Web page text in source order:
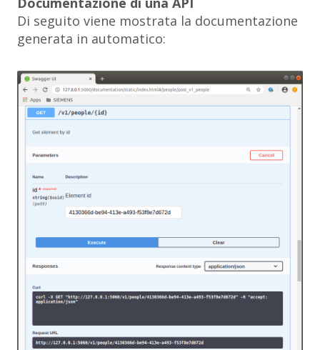
Di seguito viene mostrata la documentazione
generata in automatico: